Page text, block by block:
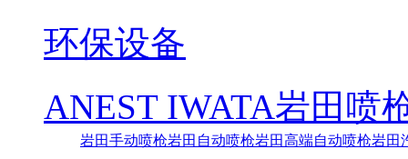
环保设备
ANEST IWATA岩田喷
岩田手动喷枪岩田自动喷枪岩田高端自动喷枪岩田